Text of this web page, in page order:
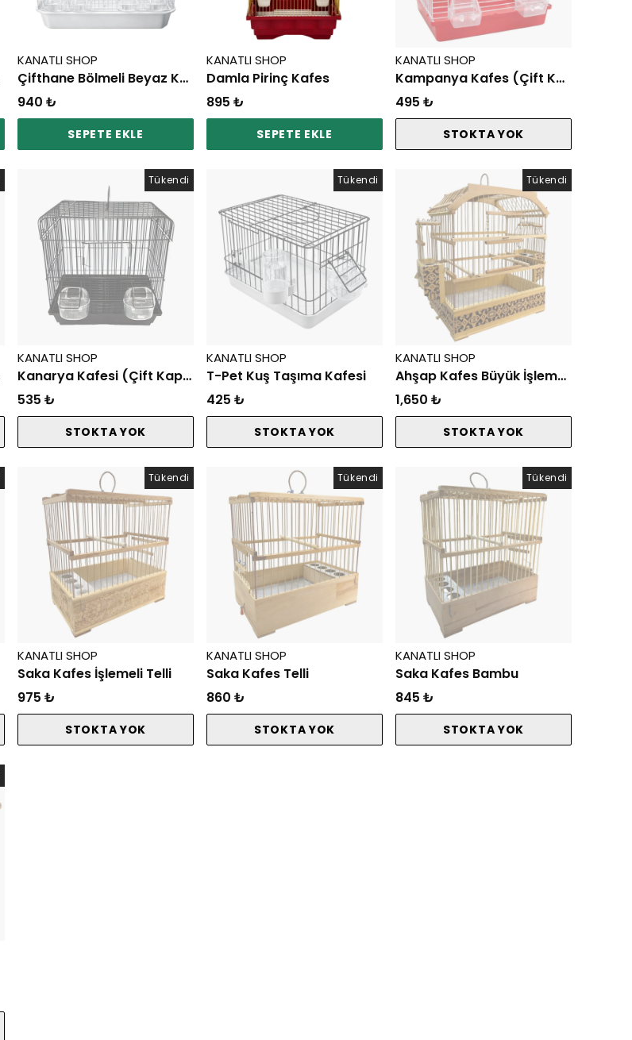
KANATLI SHOP
Çifthane Bölmeli Beyaz Kuş Kafesi
940 ₺
SEPETE EKLE
KANATLI SHOP
Damla Pirinç Kafes
895 ₺
SEPETE EKLE
KANATLI SHOP
Kampanya Kafes (Çift Kapı Çift Yemlik)
495 ₺
STOKTA YOK
Tükendi
KANATLI SHOP
Kanarya Kafesi (Çift Kapı Çift Yemlik)
535 ₺
STOKTA YOK
Tükendi
KANATLI SHOP
T-Pet Kuş Taşıma Kafesi
425 ₺
STOKTA YOK
Tükendi
KANATLI SHOP
Ahşap Kafes Büyük İşlemeli Telli
1,650 ₺
STOKTA YOK
Tükendi
KANATLI SHOP
Saka Kafes İşlemeli Telli
975 ₺
STOKTA YOK
Tükendi
KANATLI SHOP
Saka Kafes Telli
860 ₺
STOKTA YOK
Tükendi
KANATLI SHOP
Saka Kafes Bambu
845 ₺
STOKTA YOK